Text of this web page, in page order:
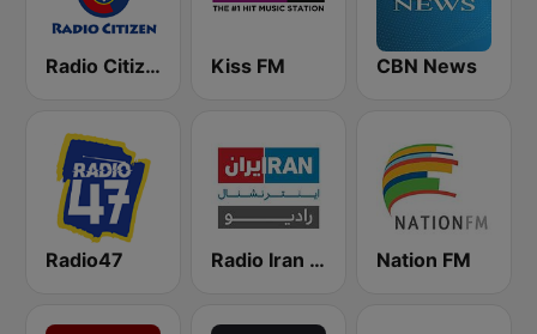
Radio Citizen Kiss FM CBN News
Radio47 Radio Iran International Nation FM